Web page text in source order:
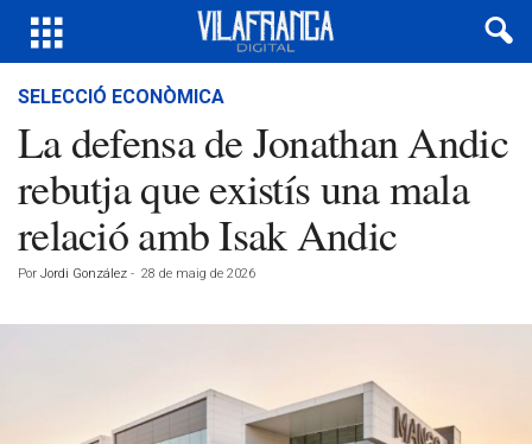
SELECCIÓ ECONÒMICA
La defensa de Jonathan Andic
rebutja que existís una mala
relació amb Isak Andic
Por Jordi González - 28 de maig de 2026